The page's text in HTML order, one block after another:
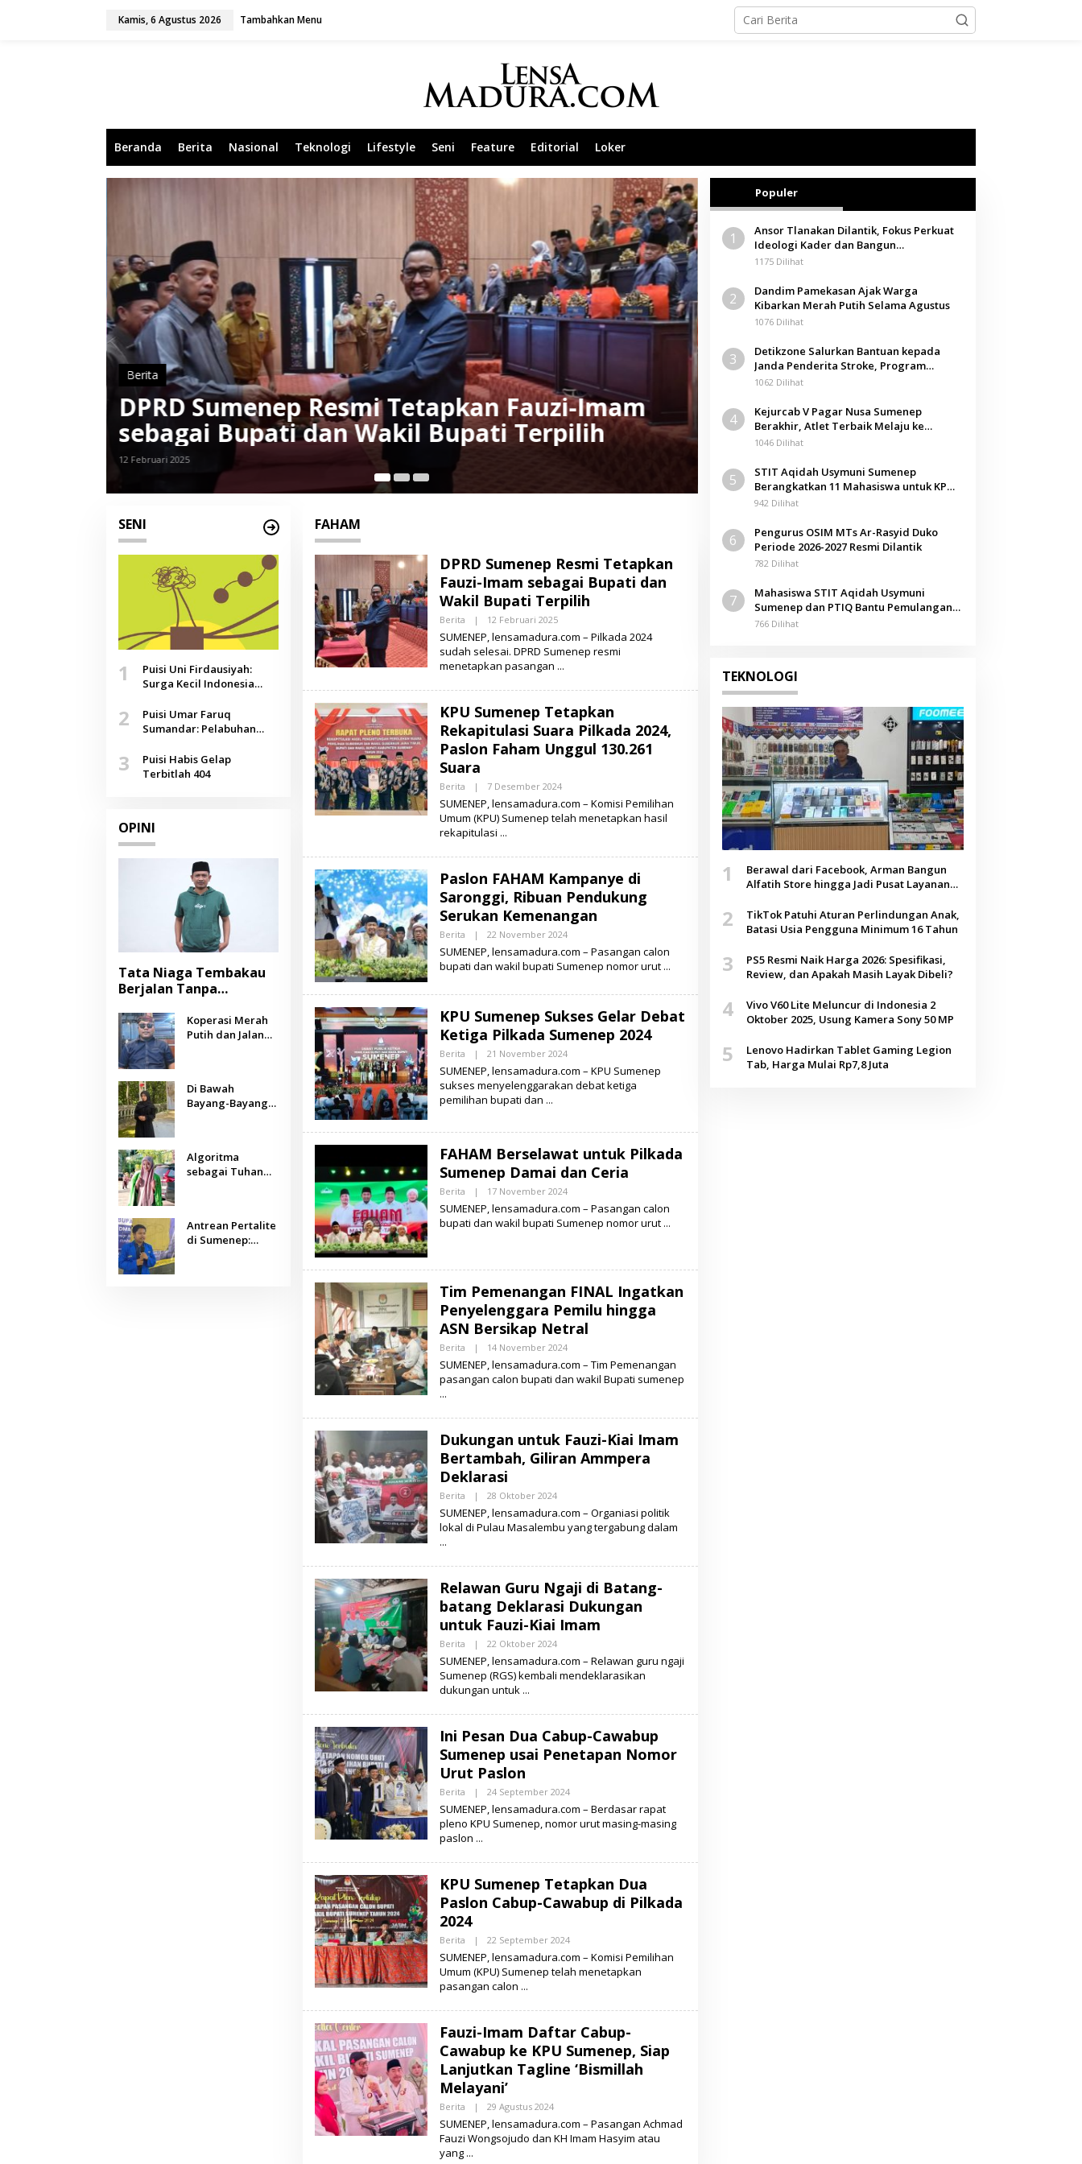
Kamis, 6 Agustus 2026 Tambahkan Menu
Beranda Berita Nasional Teknologi Lifestyle Seni Feature Editorial Loker
Berita
KPU Sumenep Tetapkan Rekapitulasi Suara
Pilkada 2024, Paslon Faham Unggul 130.261
Suara
7 Desember 2024
Berita
Paslon FAHAM Kampanye di
Pendukung Serukan
SENI
1
Puisi Uni Firdausiyah:
Surga Kecil Indonesia
Doa yang Jauh, Narasi
Agustus
2
Puisi Umar Faruq
Sumandar: Pelabuhan
Selendang Benang Merah
Lombang
3
Puisi Habis Gelap
Terbitlah 404
OPINI
Tata Niaga Tembakau
Berjalan Tanpa
Negara Berpihak
kepada Petani?
Koperasi Merah
Putih dan Jalan
Di Bawah
Bayang-Bayang
Era Kecerdasan
Buatan
Algoritma
sebagai Tuhan
Antrean Pertalite
di Sumenep:
FAHAM
DPRD Sumenep Resmi Tetapkan
Fauzi-Imam sebagai Bupati dan
Wakil Bupati Terpilih
Berita | 12 Februari 2025O
E
H
A
M
A
U
SUMENEP, lensamadura.com – Pilkada 2024
sudah selesai. DPRD Sumenep resmi
menetapkan pasangan
KPU Sumenep Tetapkan
Rekapitulasi Suara Pilkada 2024,
Paslon Faham Unggul 130.261
Suara
Berita | 7 Desember 2024O
E
H
A
M
U
R
SUMENEP, lensamadura.com – Komisi Pemilihan
Umum (KPU) Sumenep telah menetapkan hasil
rekapitulasi
Paslon FAHAM Kampanye di
Saronggi, Ribuan Pendukung
Serukan Kemenangan
Berita | 22 November 2024O
E
H
S
A
M
D
U
A
SUMENEP, lensamadura.com – Pasangan calon
bupati dan wakil bupati Sumenep nomor urut
KPU Sumenep Sukses Gelar Debat
Ketiga Pilkada Sumenep 2024
Berita | 21 November 2024O
E
H
S
M
A
D
A
SUMENEP, lensamadura.com – KPU Sumenep
sukses menyelenggarakan debat ketiga
pemilihan bupati dan
FAHAM Berselawat untuk Pilkada
Sumenep Damai dan Ceria
Berita | 17 November 2024O
E
H
S
M
D
U
R
A
SUMENEP, lensamadura.com – Pasangan calon
bupati dan wakil bupati Sumenep nomor urut
Tim Pemenangan FINAL Ingatkan
Penyelenggara Pemilu hingga
ASN Bersikap Netral
Berita | 14 November 2024O
E
H
A
M
A
SUMENEP, lensamadura.com – Tim Pemenangan
pasangan calon bupati dan wakil Bupati sumenep
Dukungan untuk Fauzi-Kiai Imam
Bertambah, Giliran Ammpera
Deklarasi
Berita | 28 Oktober 2024O
E
H
A
M
A
D
U
SUMENEP, lensamadura.com – Organiasi politik
lokal di Pulau Masalembu yang tergabung dalam
Relawan Guru Ngaji di Batang-
batang Deklarasi Dukungan
untuk Fauzi-Kiai Imam
Berita | 22 Oktober 2024O
E
H
A
M
A
R
SUMENEP, lensamadura.com – Relawan guru ngaji
Sumenep (RGS) kembali mendeklarasikan
dukungan untuk
Ini Pesan Dua Cabup-Cawabup
Sumenep usai Penetapan Nomor
Urut Paslon
Berita | 24 September 2024O
E
H
A
M
A
SUMENEP, lensamadura.com – Berdasar rapat
pleno KPU Sumenep, nomor urut masing-masing
paslon
KPU Sumenep Tetapkan Dua
Paslon Cabup-Cawabup di Pilkada
2024
Berita | 22 September 2024O
E
H
A
M
A
D
U
SUMENEP, lensamadura.com – Komisi Pemilihan
Umum (KPU) Sumenep telah menetapkan
pasangan calon
Fauzi-Imam Daftar Cabup-
Cawabup ke KPU Sumenep, Siap
Lanjutkan Tagline ‘Bismillah
Melayani’
Berita | 29 Agustus 2024O
E
H
SUMENEP, lensamadura.com – Pasangan Achmad
Fauzi Wongsojudo dan KH Imam Hasyim atau
yang
Populer
1
Ansor Tlanakan Dilantik, Fokus Perkuat
Ideologi Kader dan Bangun
Kemandirian Ekonomi
1175 Dilihat
2
Dandim Pamekasan Ajak Warga
Kibarkan Merah Putih Selama Agustus
1076 Dilihat
3
Detikzone Salurkan Bantuan kepada
Janda Penderita Stroke, Program
Berbagi Masuki Hari ke-61
1062 Dilihat
4
Kejurcab V Pagar Nusa Sumenep
Berakhir, Atlet Terbaik Melaju ke
Kejurwil Jatim
1046 Dilihat
5
STIT Aqidah Usymuni Sumenep
Berangkatkan 11 Mahasiswa untuk KPM
Internasional di Malaysia
942 Dilihat
6
Pengurus OSIM MTs Ar-Rasyid Duko
Periode 2026-2027 Resmi Dilantik
782 Dilihat
7
Mahasiswa STIT Aqidah Usymuni
Sumenep dan PTIQ Bantu Pemulangan
Jenazah WNI Asal Aceh di Malaysia
766 Dilihat
TEKNOLOGI
1
Berawal dari Facebook, Arman Bangun
Alfatih Store hingga Jadi Pusat Layanan
2
TikTok Patuhi Aturan Perlindungan Anak,
Batasi Usia Pengguna Minimum 16 Tahun
3
PS5 Resmi Naik Harga 2026: Spesifikasi,
Review, dan Apakah Masih Layak Dibeli?
4
Vivo V60 Lite Meluncur di Indonesia 2
Oktober 2025, Usung Kamera Sony 50 MP
5
Lenovo Hadirkan Tablet Gaming Legion
Tab, Harga Mulai Rp7,8 Juta